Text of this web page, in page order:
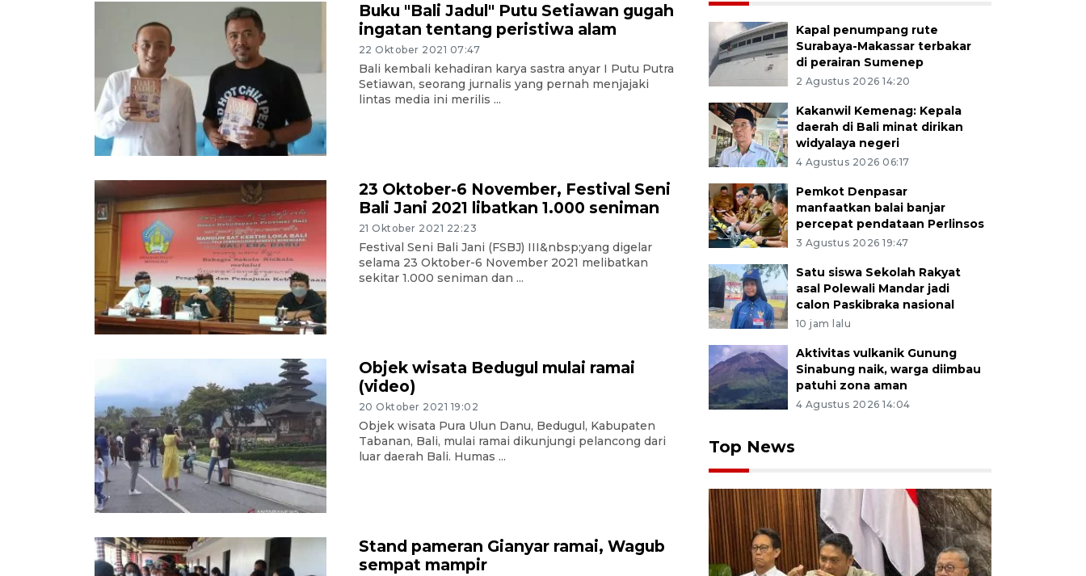
Buku "Bali Jadul" Putu Setiawan gugah
ingatan tentang peristiwa alam
22 Oktober 2021 07:47
Bali kembali kehadiran karya sastra anyar I Putu Putra
Setiawan, seorang jurnalis yang pernah menjajaki
lintas media ini merilis ...
23 Oktober-6 November, Festival Seni
Bali Jani 2021 libatkan 1.000 seniman
21 Oktober 2021 22:23
Festival Seni Bali Jani (FSBJ) III&nbsp;yang digelar
selama 23 Oktober-6 November 2021 melibatkan
sekitar 1.000 seniman dan ...
Objek wisata Bedugul mulai ramai
(video)
20 Oktober 2021 19:02
Objek wisata Pura Ulun Danu, Bedugul, Kabupaten
Tabanan, Bali, mulai ramai dikunjungi pelancong dari
luar daerah Bali. Humas ...
Stand pameran Gianyar ramai, Wagub
sempat mampir
Kapal penumpang rute
Surabaya-Makassar terbakar
di perairan Sumenep
2 Agustus 2026 14:20
Kakanwil Kemenag: Kepala
daerah di Bali minat dirikan
widyalaya negeri
4 Agustus 2026 06:17
Pemkot Denpasar
manfaatkan balai banjar
percepat pendataan Perlinsos
3 Agustus 2026 19:47
Satu siswa Sekolah Rakyat
asal Polewali Mandar jadi
calon Paskibraka nasional
10 jam lalu
Aktivitas vulkanik Gunung
Sinabung naik, warga diimbau
patuhi zona aman
4 Agustus 2026 14:04
Top News